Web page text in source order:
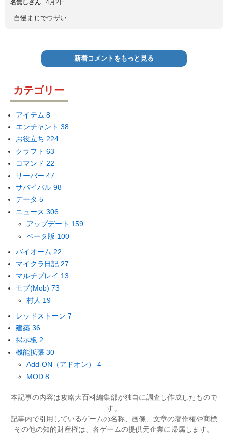
名無しさん 4月2日
自慢まじでウザい
新着コメントをもっと見る
カテゴリー
アイテム 8
エンチャント 38
お役立ち 224
クラフト 63
コマンド 22
サーバー 47
サバイバル 98
データ 5
ニュース 306
アップデート 159
ベータ版 100
バイオーム 22
マイクラ日記 27
マルチプレイ 13
モブ(Mob) 73
村人 19
レッドストーン 7
建築 36
掲示板 2
機能拡張 30
Add-ON（アドオン） 4
MOD 8
本記事の内容は攻略大百科編集部が独自に調査し作成したもので
す。
記事内で引用しているゲームの名称、画像、文章の著作権や商標
その他の知的財産権は、各ゲームの提供元企業に帰属します。